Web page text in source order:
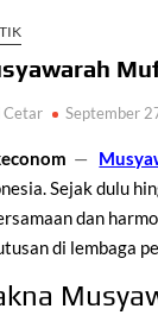
Cetar September
—
Sejak dulu
dan
di lembaga